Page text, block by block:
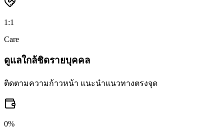
1:1
Care
ดูแลใกล้ชิดรายบุคคล
ติดตามความก้าวหน้า แนะนำแนวทางตรงจุด
0%